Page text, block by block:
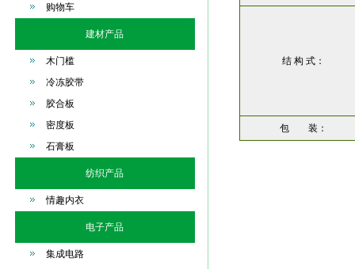
购物车
建材产品
木门槛
冷冻胶带
胶合板
密度板
石膏板
纺织产品
情趣内衣
电子产品
集成电路
结 构 式：
包 装：